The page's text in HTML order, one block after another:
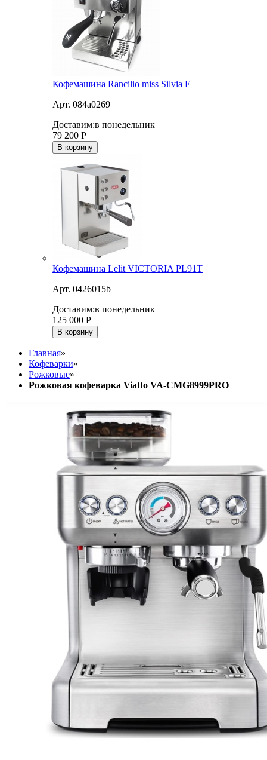
Кофемашина Rancilio miss Silvia E
Арт. 084a0269
Доставим:в понедельник
79 200 Р
В корзину
Кофемашина Lelit VICTORIA PL91T
Арт. 0426015b
Доставим:в понедельник
125 000 Р
В корзину
Главная»
Кофеварки»
Рожковые»
Рожковая кофеварка Viatto VA-CMG8999PRO